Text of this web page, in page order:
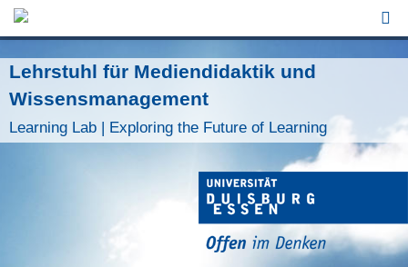
Lehrstuhl für Mediendidaktik und
Wissensmanagement
Learning Lab | Exploring the Future of Learning